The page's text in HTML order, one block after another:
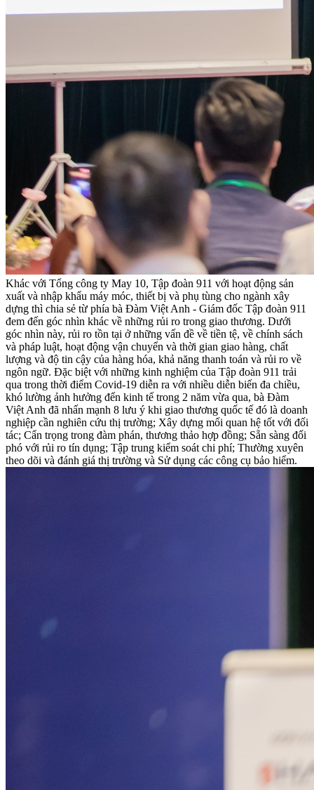
Khác với Tổng công ty May 10, Tập đoàn 911 với hoạt động sản
xuất và nhập khẩu máy móc, thiết bị và phụ tùng cho ngành xây
dựng thì chia sẻ từ phía bà Đàm Việt Anh - Giám đốc Tập đoàn 911
đem đến góc nhìn khác về những rủi ro trong giao thương. Dưới
góc nhìn này, rủi ro tồn tại ở những vấn đề về tiền tệ, về chính sách
và pháp luật, hoạt động vận chuyển và thời gian giao hàng, chất
lượng và độ tin cậy của hàng hóa, khả năng thanh toán và rủi ro về
ngôn ngữ. Đặc biệt với những kinh nghiệm của Tập đoàn 911 trải
qua trong thời điểm Covid-19 diễn ra với nhiều diễn biến đa chiều,
khó lường ảnh hưởng đến kinh tế trong 2 năm vừa qua, bà Đàm
Việt Anh đã nhấn mạnh 8 lưu ý khi giao thương quốc tế đó là doanh
nghiệp cần nghiên cứu thị trường; Xây dựng mối quan hệ tốt với đối
tác; Cẩn trọng trong đàm phán, thương thảo hợp đồng; Sẵn sàng đối
phó với rủi ro tín dụng; Tập trung kiểm soát chi phí; Thường xuyên
theo dõi và đánh giá thị trường và Sử dụng các công cụ bảo hiểm.